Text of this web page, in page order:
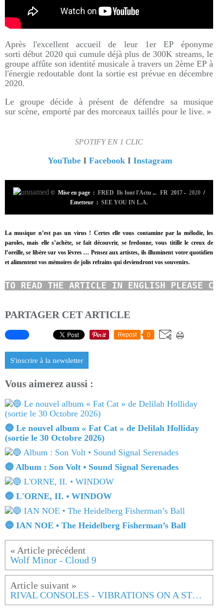
Après l'excellent accueil de leur 1er EP éponyme
sorti début 2020 qui cumule déjà plus de 300K streams, le
groupe affûte son identité musicale à travers un 2ème EP à
l'énergie redoutable dont la sortie est prévue en décembre
2020.
Le groupe décide à présent de défendre sa musique
sur scène, emporté par des morceaux taillés pour le live. »
SPOTIFY EN 1 CLIC
YouTube I Facebook I Instagram
© Mise en page : FRED Ils font l'Actu ... FR 2017 - 2020 /
Emetteur : SEE YOU IN L.A.
La musique n’est pas un virus ! Certes elle vous contamine par la mélodie, les
paroles, mais elle s’achète, se fait découvrir, se fredonne, vous titille le creux de
l’oreille, se libère sur vos lèvres … Pensez aux artistes, ils illuminent votre quotidien
et alimentent vos mémoires de jolis refrains qui deviendront vos souvenirs.
TO READ THE ARTICLE IN ENGLISH PLEASE
PARTAGER CET ARTICLE
Repost 0
S'inscrire à la newsletter
Vous aimerez aussi :
🔵 Le nouvel album « Fat Cat » de Delilah Holliday
(sortie le 30 Octobre 2026)
🔵 Album : Son Volt • Sound Signal Serenades
🔵 L'ORNE, II. • WINDOW
🔵 IAN NOE • The Heidelberg Fisherman’s Ball
Wolf Minor - Cloud 9
RIVAL CONSOLES - VIBRATIONS ON A STRING